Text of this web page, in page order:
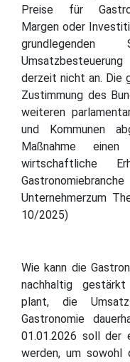
Preise für
Margen oder
derzeit nicht an. Die
Zustimmung des
weiteren
und Kommunen
Maßnahme
wirtschaftliche
Unternehmerzum
10/2025)
Wie kann die
nachhaltig
plant, die
Gastronomie
01.01.2026 soll der
werden, um sowohl